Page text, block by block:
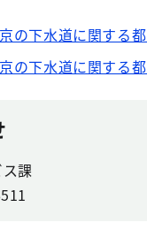
の下水道に関する
の下水道に関する
課